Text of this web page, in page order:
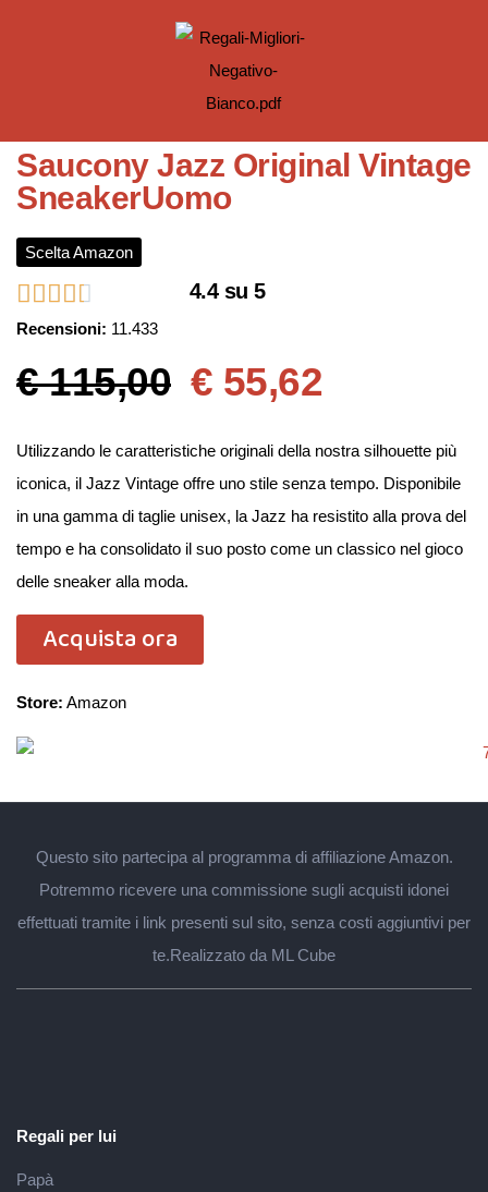
Saucony Jazz Original Vintage
SneakerUomo
Scelta Amazon
Recensioni: 11.433
4.4 su 5
€ 115,00 € 55,62
Utilizzando le caratteristiche originali della nostra silhouette più
iconica, il Jazz Vintage offre uno stile senza tempo. Disponibile
in una gamma di taglie unisex, la Jazz ha resistito alla prova del
tempo e ha consolidato il suo posto come un classico nel gioco
delle sneaker alla moda.
Acquista ora
Store: Amazon
Questo sito partecipa al programma di affiliazione Amazon.
Potremmo ricevere una commissione sugli acquisti idonei
effettuati tramite i link presenti sul sito, senza costi aggiuntivi per
te.Realizzato da ML Cube
Regali per lui
Papà